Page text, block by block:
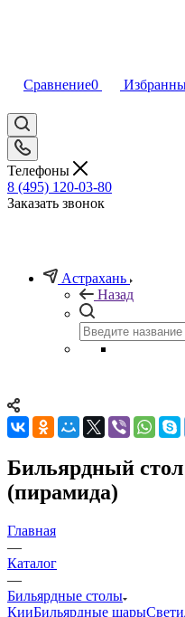
Сравнение0
Телефоны
8 (495) 120-03-80
Заказать звонок
Астрахань
Назад
Бильярдный
(пирамида)
Главная
—
Каталог
—
Бильярдные столы
КииБильярдные шары